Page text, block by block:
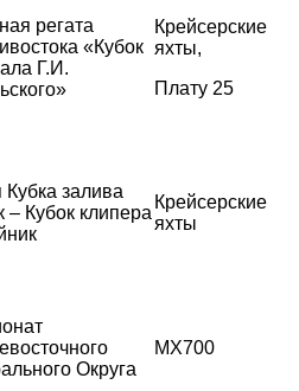
регата
«Кубок
Г.И.
Крейсерские
яхты,
Плату 25
Кубка залива
– Кубок клипера
Крейсерские
яхты
Округа
MX700